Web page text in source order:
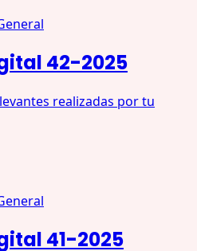
42-2025
realizadas por tu
41-2025